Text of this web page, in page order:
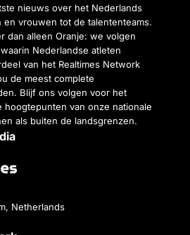
nieuws over het Nederlands
en vrouwen tot de talententeams.
dan alleen Oranje: we volgen
Nederlandse atleten
van het Realtimes Network
de meest complete
Blijf ons volgen voor het
hoogtepunten van onze nationale
als buiten de landsgrenzen.
Netherlands